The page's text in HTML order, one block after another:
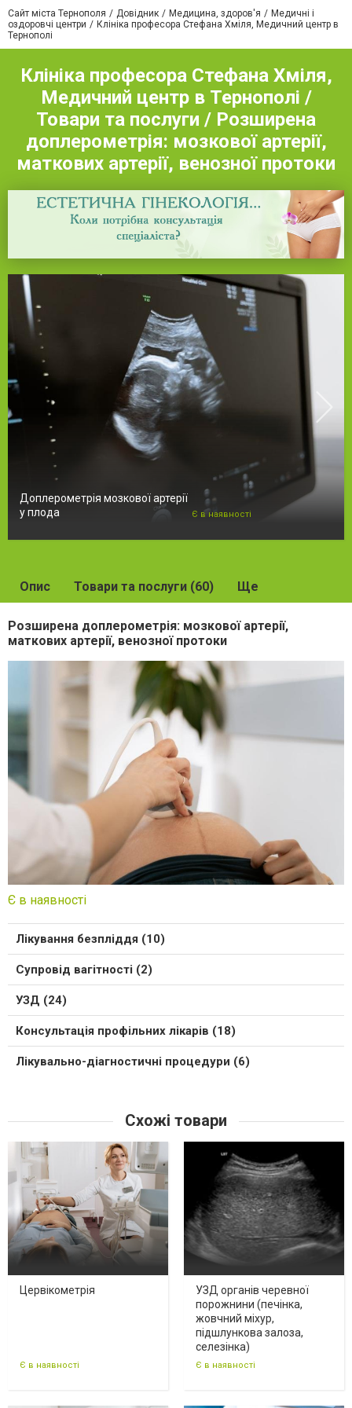
Сайт міста Тернополя Довідник Медицина, здоров'я
Медичні і
оздоровчі центри
Клініка професора Стефана Хміля, Медичний центр в
Тернополі
Клініка професора Стефана Хміля,
Медичний центр в Тернополі /
Товари та послуги / Розширена
доплерометрія: мозкової артерії,
маткових артерії, венозної протоки
Доплерометрія мозкової артерії
у плода
Є в наявності
Опис Товари та послуги (60) Ще
Розширена доплерометрія: мозкової артерії,
маткових артерії, венозної протоки
Є в наявності
Лікування безпліддя (10)
Супровід вагітності (2)
УЗД (24)
Консультація профільних лікарів (18)
Лікувально-діагностичні процедури (6)
Схожі товари
Цервікометрія
Є в наявності
УЗД органів черевної
порожнини (печінка,
жовчний міхур,
підшлункова залоза,
селезінка)
Є в наявності